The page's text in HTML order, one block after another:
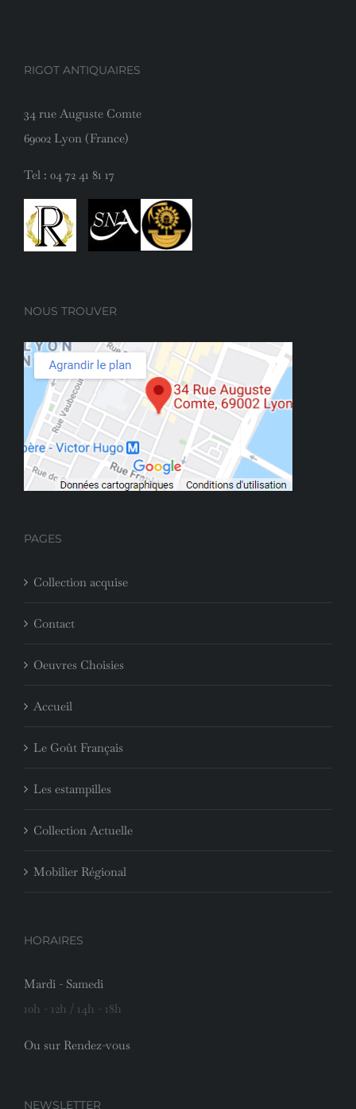
RIGOT ANTIQUAIRES
34 rue Auguste Comte
69002 Lyon (France)
Tel : 04 72 41 81 17
NOUS TROUVER
PAGES
Collection acquise
Contact
Oeuvres Choisies
Accueil
Le Goût Français
Les estampilles
Collection Actuelle
Mobilier Régional
HORAIRES
Mardi - Samedi
10h - 12h / 14h - 18h
Ou sur Rendez-vous
NEWSLETTER